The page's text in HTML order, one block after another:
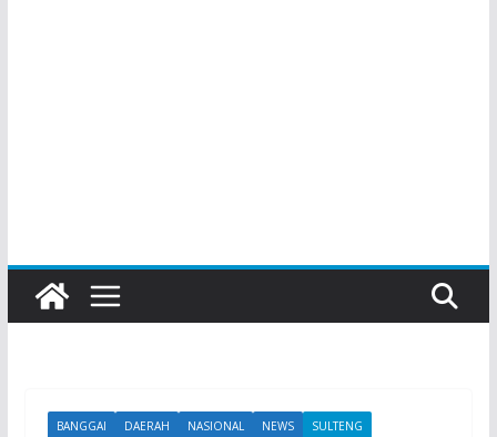
BANGGAI DAERAH NASIONAL NEWS SULTENG